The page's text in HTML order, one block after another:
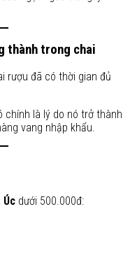
thành trong chai
rượu đã có thời gian đủ
chính là lý do nó trở thành
vang nhập khẩu.
Úc dưới 500.000đ: